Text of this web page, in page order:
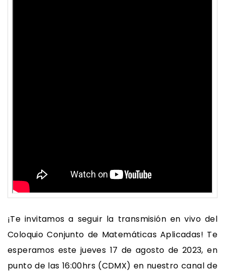
¡Te invitamos a seguir la transmisión en vivo del
Coloquio Conjunto de Matemáticas Aplicadas! Te
esperamos este jueves 17 de agosto de 2023, en
punto de las 16:00hrs (CDMX) en nuestro canal de